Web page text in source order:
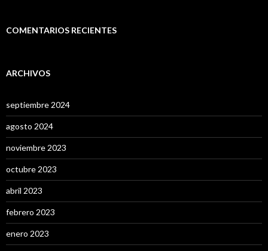
COMENTARIOS RECIENTES
ARCHIVOS
septiembre 2024
agosto 2024
noviembre 2023
octubre 2023
abril 2023
febrero 2023
enero 2023